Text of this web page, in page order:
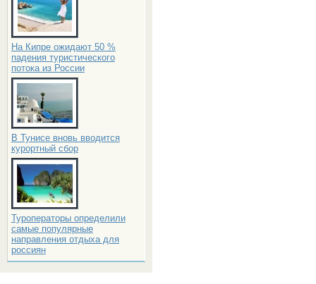
На Кипре ожидают 50 %
падения туристического
потока из России
В Тунисе вновь вводится
курортный сбор
Туроператоры определили
самые популярные
направления отдыха для
россиян